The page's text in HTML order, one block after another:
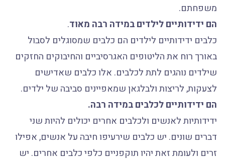
משפחתם.
הם ידידותיים לילדים במידה רבה מאוד.
כלבים ידידותיים לילדים הם כלבים שמסוגלים לסבול
באורך רוח את הליטופים האגרסיביים והחיבוקים החזקים
שילדים נוהגים לתת לכלבים. אלו כלבים שאדישים
לצעקות, לריצות ולבלגאן שמאפיינים סביבה של ילדים.
הם ידידותיים לכלבים במידה רבה.
ידידותיות לאנשים ולכלבים אחרים יכולים להיות שני
דברים שונים. יש כלבים שירעיפו חיבה על אנשים, אפילו
זרים ולעומת זאת יהיו תוקפניים כלפי כלבים אחרים. יש